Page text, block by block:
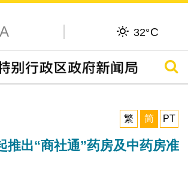
A 32°C
搜寻
繁
简 PT
推出“商社通”药房及中药房准